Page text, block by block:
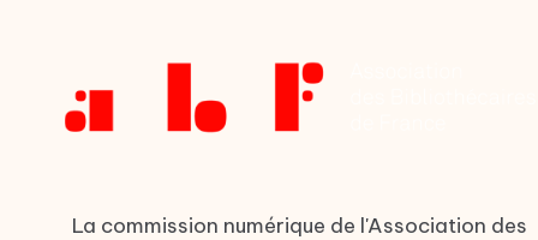
La commission numérique de l'Association des